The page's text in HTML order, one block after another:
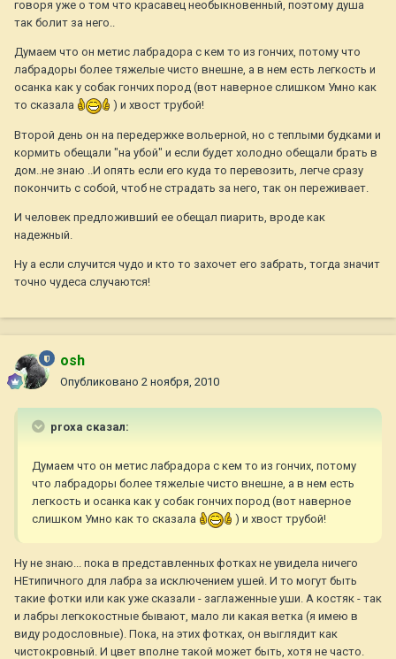
говоря уже о том что красавец необыкновенный, поэтому душа
так болит за него..
Думаем что он метис лабрадора с кем то из гончих, потому что
лабрадоры более тяжелые чисто внешне, а в нем есть легкость и
осанка как у собак гончих пород (вот наверное слишком Умно как
то сказала
) и хвост трубой!
Второй день он на передержке вольерной, но с теплыми будками и
кормить обещали "на убой" и если будет холодно обещали брать в
дом..не знаю ..И опять если его куда то перевозить, легче сразу
покончить с собой, чтоб не страдать за него, так он переживает.
И человек предложивший ее обещал пиарить, вроде как
надежный.
Ну а если случится чудо и кто то захочет его забрать, тогда значит
точно чудеса случаются!
osh
Опубликовано 2 ноября, 2010
proxa сказал:
Думаем что он метис лабрадора с кем то из гончих, потому
что лабрадоры более тяжелые чисто внешне, а в нем есть
легкость и осанка как у собак гончих пород (вот наверное
слишком Умно как то сказала
) и хвост трубой!
Ну не знаю... пока в представленных фотках не увидела ничего
НЕтипичного для лабра за исключением ушей. И то могут быть
такие фотки или как уже сказали - заглаженные уши. А костяк - так
и лабры легкокостные бывают, мало ли какая ветка (я имею в
виду родословные). Пока, на этих фотках, он выглядит как
чистокровный. И цвет вполне такой может быть, хотя не часто.